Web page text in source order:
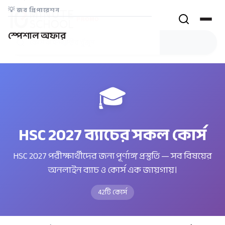
PROMO
💡জব প্রিপারেশন
স্পেশাল অফার
🎓
HSC 2027 ব্যাচের সকল কোর্স
HSC 2027 পরীক্ষার্থীদের জন্য পূর্ণাঙ্গ প্রস্তুতি — সব বিষয়ের
অনলাইন ব্যাচ ও কোর্স এক জায়গায়।
42টি কোর্স